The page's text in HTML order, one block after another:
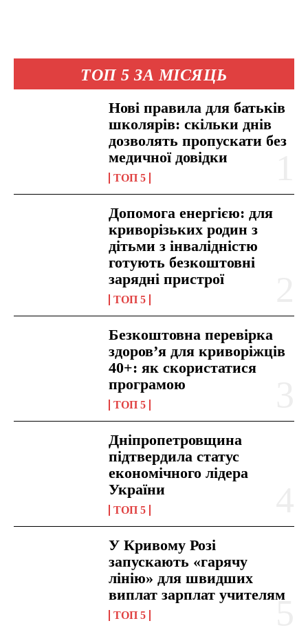
ТОП 5 ЗА МІСЯЦЬ
Нові правила для батьків
школярів: скільки днів
дозволять пропускати без
медичної довідки
ТОП 5
Допомога енергією: для
криворізьких родин з
дітьми з інвалідністю
готують безкоштовні
зарядні пристрої
ТОП 5
Безкоштовна перевірка
здоров’я для криворіжців
40+: як скористатися
програмою
ТОП 5
Дніпропетровщина
підтвердила статус
економічного лідера
України
ТОП 5
У Кривому Розі
запускають «гарячу
лінію» для швидших
виплат зарплат учителям
ТОП 5